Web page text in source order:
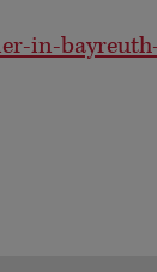
in-